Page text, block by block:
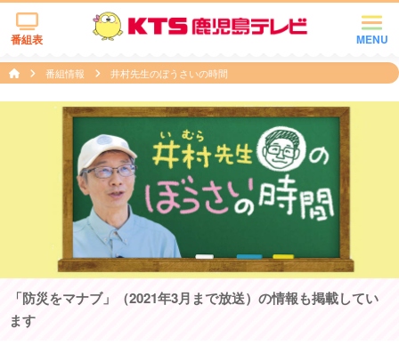
MENU
番組表
番組情報 井村先生のぼうさいの時間
「防災をマナブ」（2021年3月まで放送）の情報も掲載してい
ます